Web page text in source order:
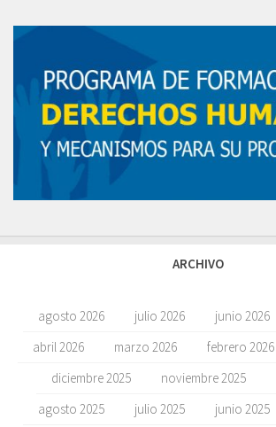
ARCHIVO
agosto 2026 julio 2026 junio 2026
abril 2026
marzo 2026 febrero 2026
diciembre 2025
noviembre 2025
agosto 2025
julio 2025 junio 2025